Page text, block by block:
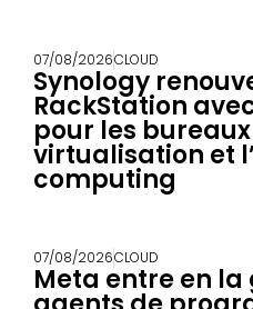
07/08/2026CLOUD
Synology
RackStation
pour les
virtualisation et
computing
07/08/2026CLOUD
Meta entre en la